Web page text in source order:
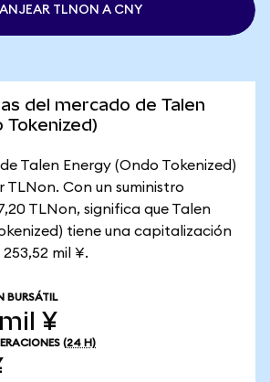
TLNON A CNY
del mercado de Talen
Tokenized)
Talen Energy (Ondo Tokenized)
TLNon. Con un suministro
TLNon, significa que Talen
tiene una capitalización
mil ¥.
BURSÁTIL
¥
(24 H)